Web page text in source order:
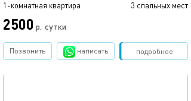
1-комнатная квартира 3 спальных мест
2500 р. сутки
подробнее
Позвонить написать Забронировать